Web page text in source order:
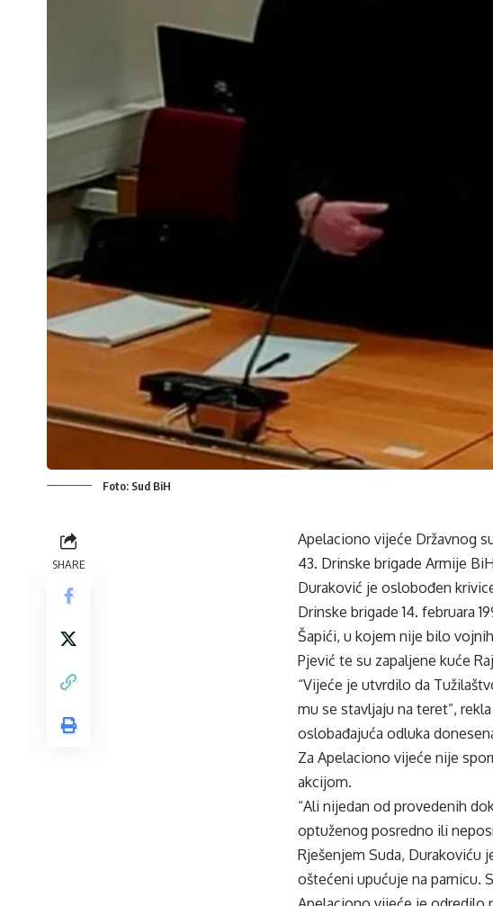
Foto: Sud BiH
SHARE
Apelaciono vijeće Državnog
43. Drinske brigade Armije
Duraković je oslobođen
Drinske brigade 14. februara
Šapići, u kojem nije bilo
Pjević te su zapaljene kuće
“Vijeće je utvrdilo da
mu se stavljaju na teret”,
oslobađajuća odluka
Za Apelaciono vijeće nije
akcijom.
“Ali nijedan od provedenih
optuženog posredno ili
Rješenjem Suda, Durakoviću
oštećeni upućuje na parnicu.